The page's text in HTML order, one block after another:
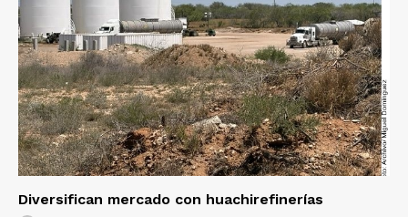
Diversifican mercado con huachirefinerías